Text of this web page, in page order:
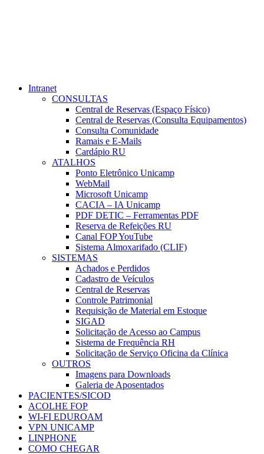
Intranet
CONSULTAS
Central de Reservas (Espaço Físico)
Central de Reservas (Consulta Equipamentos)
Consulta Comunidade
Ramais e E-Mails
Cardápio RU
ATALHOS
Ponto Eletrônico Unicamp
WebMail
Microsoft Unicamp
CACIA – IA Unicamp
PDF DETIC – Ferramentas PDF
Reserva de Refeições RU
Canal FOP YouTube
Sistema Almoxarifado (CLIF)
SISTEMAS
Achados e Perdidos
Cadastro de Veículos
Central de Reservas
Controle Patrimonial
Requisição de Material em Estoque
SIGAD
Solicitação de Acesso ao Campus
Sistema de Frequência RH
Solicitação de Serviço Oficina da Clínica
OUTROS
Imagens para Downloads
Galeria de Aposentados
PACIENTES/SICOD
ACOLHE FOP
WI-FI EDUROAM
VPN UNICAMP
LINPHONE
COMO CHEGAR